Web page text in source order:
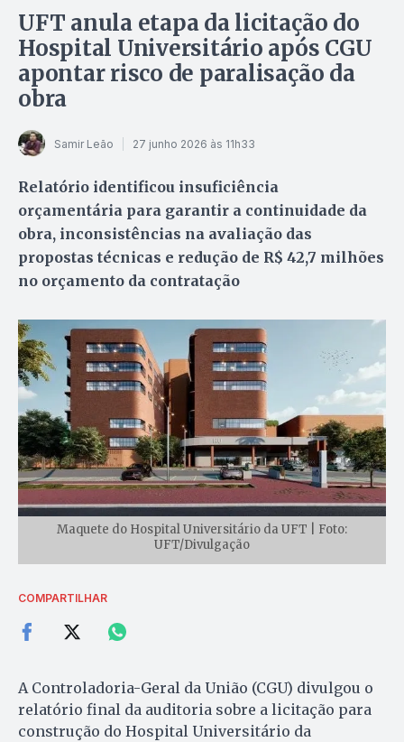
UFT anula etapa da licitação do
Hospital Universitário após CGU
apontar risco de paralisação da
obra
Samir Leão 27 junho 2026 às 11h33
Relatório identificou insuficiência
orçamentária para garantir a continuidade da
obra, inconsistências na avaliação das
propostas técnicas e redução de R$ 42,7 milhões
no orçamento da contratação
Maquete do Hospital Universitário da UFT | Foto:
UFT/Divulgação
COMPARTILHAR
A Controladoria-Geral da União (CGU) divulgou o
relatório final da auditoria sobre a licitação para
construção do Hospital Universitário da